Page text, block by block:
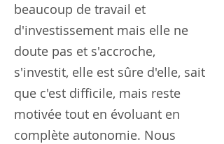
beaucoup de travail et
d'investissement mais elle ne
doute pas et s'accroche,
s'investit, elle est sûre d'elle, sait
que c'est difficile, mais reste
motivée tout en évoluant en
complète autonomie. Nous